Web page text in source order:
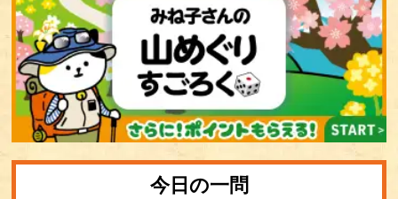
今日の一問